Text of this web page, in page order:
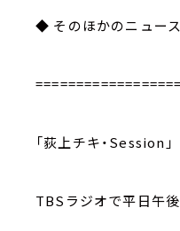
◆ そのほかのニュース
「荻上チキ・Session」
TBSラジオで平日午